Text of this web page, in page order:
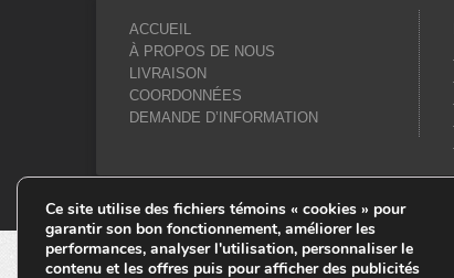
ACCUEIL
À PROPOS DE NOUS
LIVRAISON
COORDONNÉES
DEMANDE D’INFORMATION
Ce site utilise des fichiers témoins « cookies » pour
garantir son bon fonctionnement, améliorer les
performances, analyser l'utilisation, personnaliser le
contenu et les offres puis pour afficher des publicités